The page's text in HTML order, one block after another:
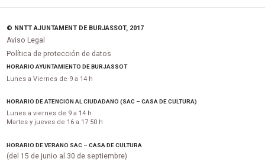
© NNTT AJUNTAMENT DE BURJASSOT, 2017
Aviso Legal
Política de protección de datos
HORARIO AYUNTAMIENTO DE BURJASSOT
Lunes a Viernes de 9 a 14 h
HORARIO DE ATENCIÓN AL CIUDADANO (SAC – CASA DE CULTURA)
Lunes a viernes de 9 a 14 h
Martes y jueves de 16 a 17:50 h
HORARIO DE VERANO SAC – CASA DE CULTURA
(del 15 de junio al 30 de septiembre)